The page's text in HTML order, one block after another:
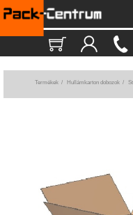
Termékek/ Hullámkarton dobozok/